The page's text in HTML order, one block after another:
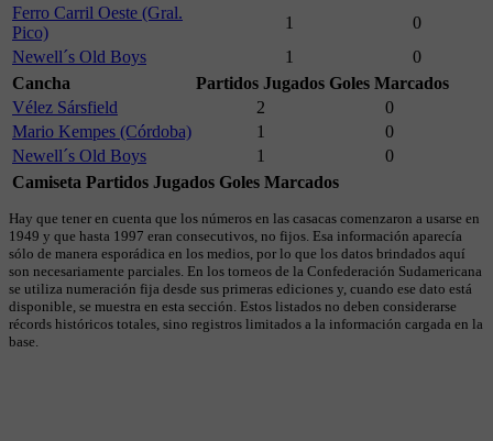
Ferro Carril Oeste (Gral.
Pico)
1
0
Newell´s Old Boys
1
0
Cancha
Partidos Jugados Goles Marcados
Vélez Sársfield
2
0
Mario Kempes (Córdoba)
1
0
Newell´s Old Boys
1
0
Camiseta Partidos Jugados Goles Marcados
Hay que tener en cuenta que los números en las casacas comenzaron a usarse en
1949 y que hasta 1997 eran consecutivos, no fijos. Esa información aparecía
sólo de manera esporádica en los medios, por lo que los datos brindados aquí
son necesariamente parciales. En los torneos de la Confederación Sudamericana
se utiliza numeración fija desde sus primeras ediciones y, cuando ese dato está
disponible, se muestra en esta sección. Estos listados no deben considerarse
récords históricos totales, sino registros limitados a la información cargada en la
base.